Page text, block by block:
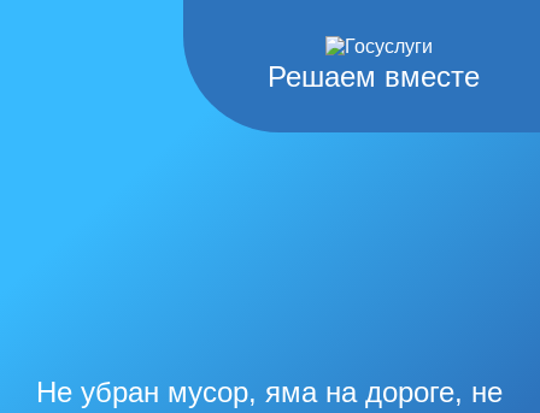
Решаем вместе
Не убран мусор, яма на дороге, не